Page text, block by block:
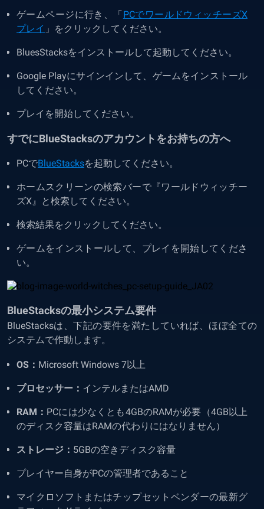
ゲームページに行き、「PCでワールドウィッチーズX
プレイ 」をクリックしてください。
BluesStacksをインストールして起動してください。
Google Playにサインインして、ゲームをインストール
してください。
プレイを開始してください。
すでにBlueStacksのアカウントをお持ちの方へ
PCでBlueStacksを起動してください。
ホームスクリーンの検索バーで『ワールドウィッチー
ズX』と検索してください。
検索結果をクリックしてください。
ゲームをインストールして、プレイを開始してくださ
い。
BlueStacksの最小システム要件
BlueStacksは、下記の要件を満たしていれば、ほぼ全ての
システムで作動します。
OS： Microsoft Windows 7以上
プロセッサー： インテルまたはAMD
RAM： PCには少なくとも4GBのRAMが必要（4GB以上
のディスク容量はRAMの代わりにはなりません）
ストレージ： 5GBの空きディスク容量
プレイヤー自身がPCの管理者であること
マイクロソフトまたはチップセットベンダーの最新グ